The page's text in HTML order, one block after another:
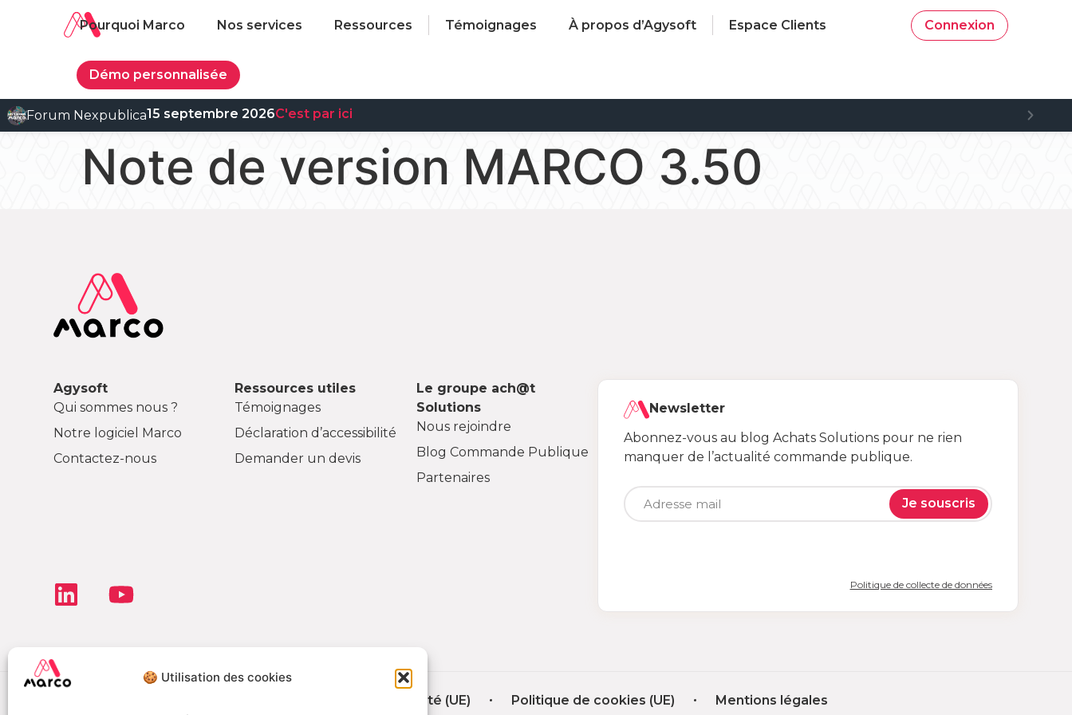
🍪 Utilisation des cookies
Pourquoi Marco Nos services Ressources Témoignages À propos d’Agysoft Espace Clients Connexion
Démo personnalisée
Forum Nexpublica15 septembre 2026C'est par ici
Note de version MARCO 3.50
Agysoft
Qui sommes nous ?
Notre logiciel Marco
Contactez-nous
Ressources utiles
Témoignages
Déclaration d’accessibilité
Demander un devis
Le groupe ach@t
Solutions
Nous rejoindre
Blog Commande Publique
Partenaires
Newsletter
Abonnez-vous au blog Achats Solutions pour ne rien
manquer de l’actualité commande publique.
Je souscris
Politique de collecte de données
Déclaration de confidentialité (UE) Politique de cookies (UE) Mentions légales